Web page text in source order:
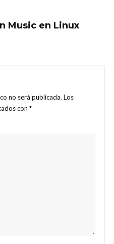
Music en Linux
no será publicada. Los
con *